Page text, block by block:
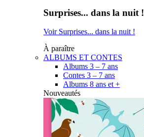
Surprises... dans la nuit !
Voir Surprises... dans la nuit !
À paraître
ALBUMS ET CONTES
Albums 3 – 7 ans
Contes 3 – 7 ans
Albums 8 ans et +
Nouveautés